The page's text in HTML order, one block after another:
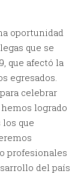
oportunidad
que se
que afectó la
egresados.
celebrar
logrado
que
profesionales
del país